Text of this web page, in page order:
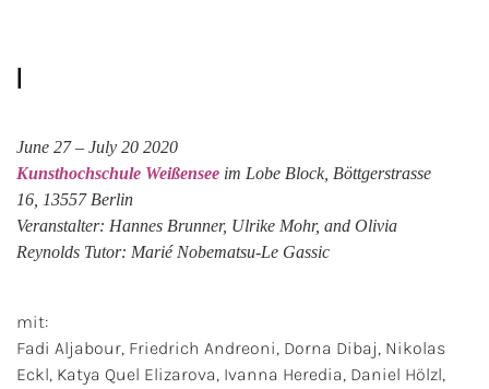
June 27 – July 20 2020
Kunsthochschule Weißensee im Lobe Block, Böttgerstrasse
16, 13557 Berlin
Veranstalter: Hannes Brunner, Ulrike Mohr, and Olivia
Reynolds Tutor: Marié Nobematsu-Le Gassic
mit:
Fadi Aljabour, Friedrich Andreoni, Dorna Dibaj, Nikolas
Eckl, Katya Quel Elizarova, Ivanna Heredia, Daniel Hölzl,